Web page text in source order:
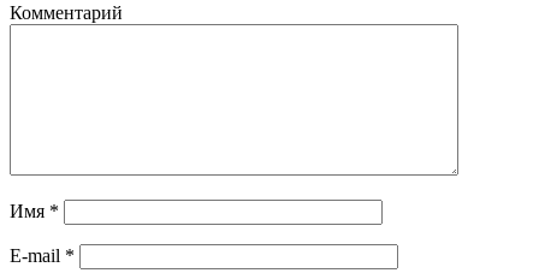
Комментарий
Имя *
E-mail *